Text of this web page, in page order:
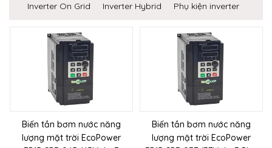
Inverter On Grid
Inverter Hybrid Phụ kiện inverter
Biến tần bơm nước năng
lượng mặt trời EcoPower
Biến tần bơm nước năng
lượng mặt trời EcoPower